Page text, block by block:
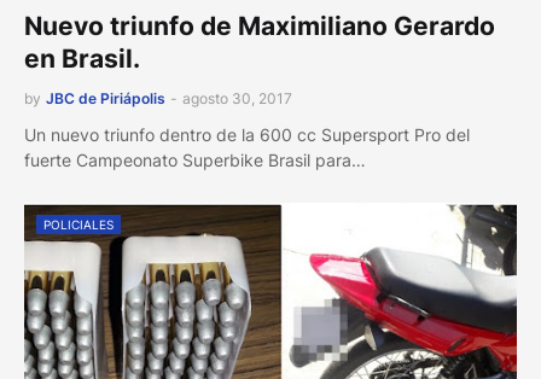
Nuevo triunfo de Maximiliano Gerardo
en Brasil.
by JBC de Piriápolis - agosto 30, 2017
Un nuevo triunfo dentro de la 600 cc Supersport Pro del
fuerte Campeonato Superbike Brasil para…
POLICIALES